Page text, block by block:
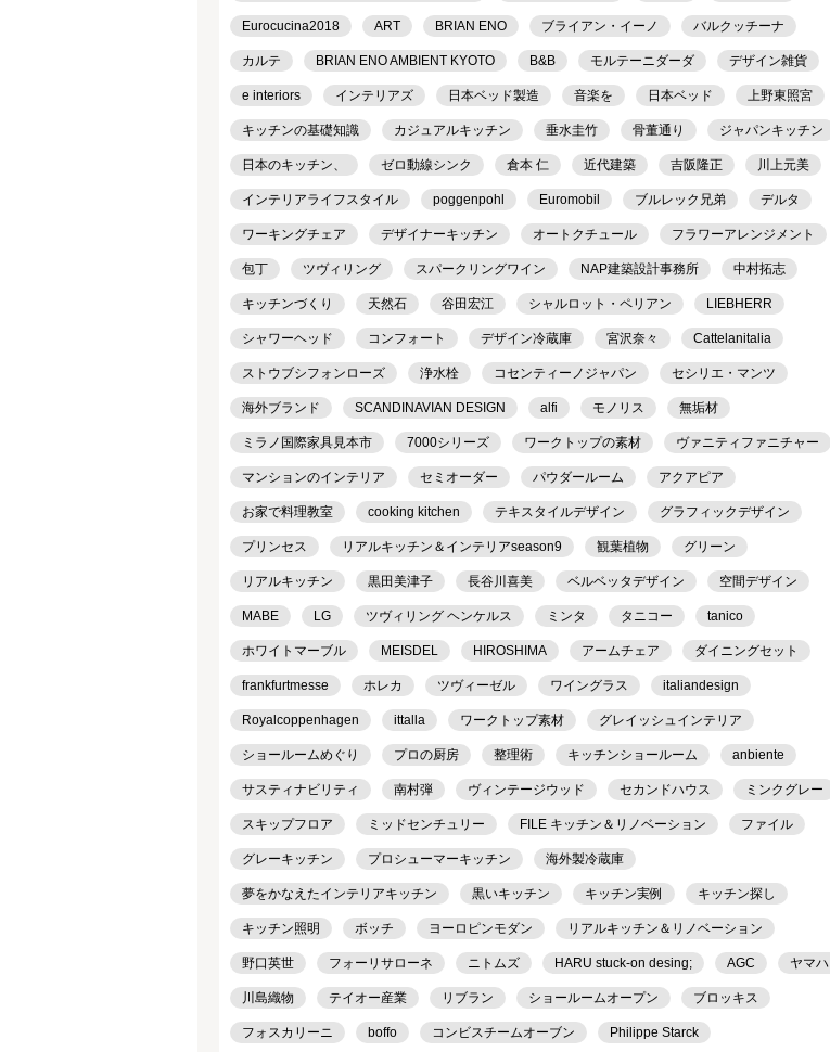
Eurocucina2018 ART BRIAN ENO ブライアン・イーノ バルクッチーナ
カルテ BRIAN ENO AMBIENT KYOTO B&B モルテーニダーダ デザイン雑貨
e interiors インテリアズ 日本ベッド製造 音楽を 日本ベッド 上野東照宮
キッチンの基礎知識 カジュアルキッチン 垂水圭竹 骨董通り ジャパンキッチン
日本のキッチン、 ゼロ動線シンク 倉本 仁 近代建築 吉阪隆正 川上元美
インテリアライフスタイル poggenpohl Euromobil ブルレック兄弟 デルタ
ワーキングチェア デザイナーキッチン オートクチュール フラワーアレンジメント
包丁 ツヴィリング スパークリングワイン NAP建築設計事務所 中村拓志
キッチンづくり 天然石 谷田宏江 シャルロット・ペリアン LIEBHERR
シャワーヘッド コンフォート デザイン冷蔵庫 宮沢奈々 Cattelanitalia
ストウブシフォンローズ 浄水栓 コセンティーノジャパン セシリエ・マンツ
海外ブランド SCANDINAVIAN DESIGN alfi モノリス 無垢材
ミラノ国際家具見本市 7000シリーズ ワークトップの素材 ヴァニティファニチャー
マンションのインテリア セミオーダー パウダールーム アクアピア
お家で料理教室 cooking kitchen テキスタイルデザイン グラフィックデザイン
プリンセス リアルキッチン＆インテリアseason9 観葉植物 グリーン
リアルキッチン 黒田美津子 長谷川喜美 ベルベッタデザイン 空間デザイン
MABE LG ツヴィリング ヘンケルス ミンタ タニコー tanico
ホワイトマーブル MEISDEL HIROSHIMA アームチェア ダイニングセット
frankfurtmesse ホレカ ツヴィーゼル ワイングラス italiandesign
Royalcoppenhagen ittalla ワークトップ素材 グレイッシュインテリア
ショールームめぐり プロの厨房 整理術 キッチンショールーム anbiente
サスティナビリティ 南村弾 ヴィンテージウッド セカンドハウス ミンクグレー
スキップフロア ミッドセンチュリー FILE キッチン＆リノベーション ファイル
グレーキッチン プロシューマーキッチン 海外製冷蔵庫
夢をかなえたインテリアキッチン 黒いキッチン キッチン実例 キッチン探し
キッチン照明 ボッチ ヨーロピンモダン リアルキッチン＆リノベーション
野口英世 フォーリサローネ ニトムズ HARU stuck-on desing; AGC ヤマハ
川島織物 テイオー産業 リブラン ショールームオープン ブロッキス
フォスカリーニ boffo コンビスチームオーブン Philippe Starck